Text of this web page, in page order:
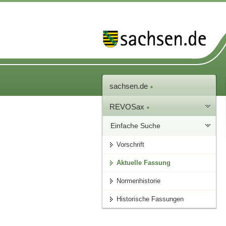
sachsen.de
REVOSax
Einfache Suche
Vorschrift
Aktuelle Fassung
Normenhistorie
Historische Fassungen